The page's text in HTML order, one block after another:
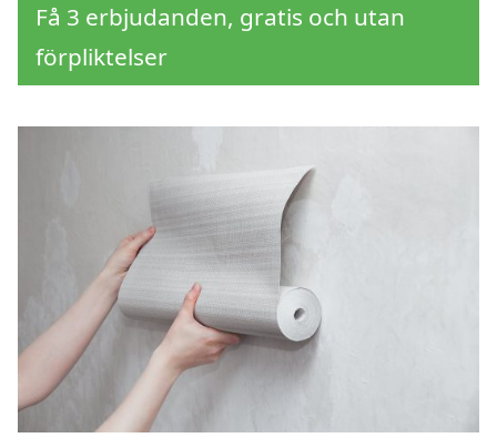
Få 3 erbjudanden, gratis och utan
förpliktelser